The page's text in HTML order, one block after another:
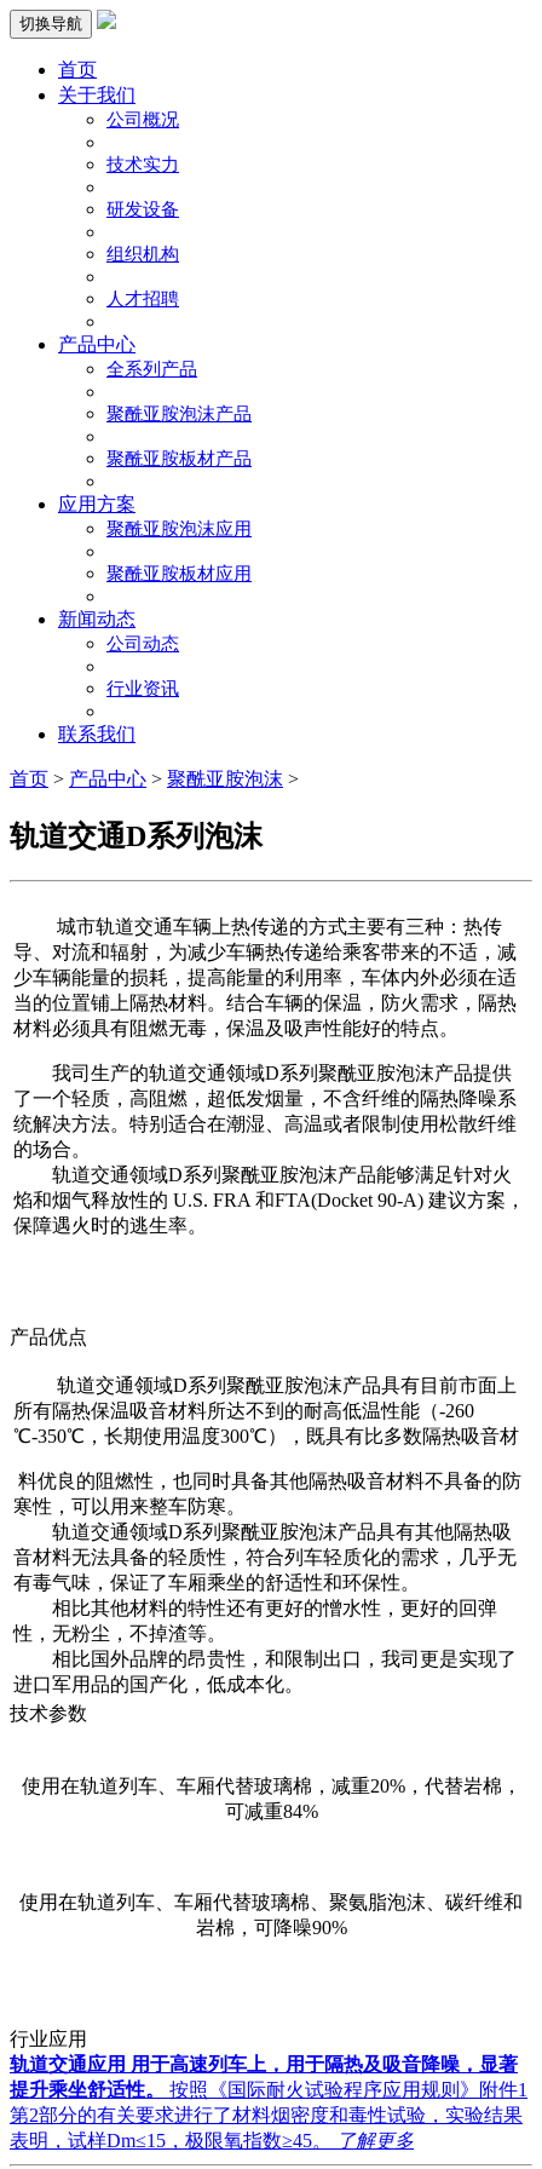
切换导航
首页
关于我们
公司概况
技术实力
研发设备
组织机构
人才招聘
产品中心
全系列产品
聚酰亚胺泡沫产品
聚酰亚胺板材产品
应用方案
聚酰亚胺泡沫应用
聚酰亚胺板材应用
新闻动态
公司动态
行业资讯
联系我们
首页 > 产品中心 > 聚酰亚胺泡沫 >
轨道交通D系列泡沫
城市轨道交通车辆上热传递的方式主要有三种：热传
导、对流和辐射，为减少车辆热传递给乘客带来的不适，减
少车辆能量的损耗，提高能量的利用率，车体内外必须在适
当的位置铺上隔热材料。结合车辆的保温，防火需求，隔热
材料必须具有阻燃无毒，保温及吸声性能好的特点。
我司生产的轨道交通领域D系列聚酰亚胺泡沫产品提供
了一个轻质，高阻燃，超低发烟量，不含纤维的隔热降噪系
统解决方法。特别适合在潮湿、高温或者限制使用松散纤维
的场合。
轨道交通领域D系列聚酰亚胺泡沫产品能够满足针对火
焰和烟气释放性的 U.S. FRA 和FTA(Docket 90-A) 建议方案，
保障遇火时的逃生率。
产品优点
轨道交通领域D系列聚酰亚胺泡沫产品具有目前市面上
所有隔热保温吸音材料所达不到的耐高低温性能（-260
℃-350℃，长期使用温度300℃），既具有比多数隔热吸音材
料优良的阻燃性，也同时具备其他隔热吸音材料不具备的防
寒性，可以用来整车防寒。
轨道交通领域D系列聚酰亚胺泡沫产品具有其他隔热吸
音材料无法具备的轻质性，符合列车轻质化的需求，几乎无
有毒气味，保证了车厢乘坐的舒适性和环保性。
相比其他材料的特性还有更好的憎水性，更好的回弹
性，无粉尘，不掉渣等。
相比国外品牌的昂贵性，和限制出口，我司更是实现了
进口军用品的国产化，低成本化。
技术参数
使用在轨道列车、车厢代替玻璃棉，减重20%，代替岩棉，
可减重84%
使用在轨道列车、车厢代替玻璃棉、聚氨脂泡沫、碳纤维和
岩棉，可降噪90%
行业应用
轨道交通应用 用于高速列车上，用于隔热及吸音降噪，显著
提升乘坐舒适性。
按照《国际耐火试验程序应用规则》附件1
第2部分的有关要求进行了材料烟密度和毒性试验，实验结果
表明，试样Dm≤15，极限氧指数≥45。
了解更多